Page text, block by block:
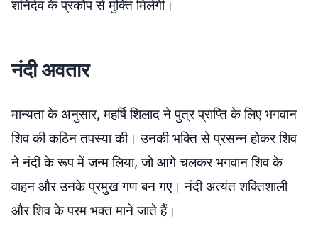
शनिदेव के प्रकोप से मुक्ति मिलेगी।
नंदी अवतार
मान्यता के अनुसार, महर्षि शिलाद ने पुत्र प्राप्ति के लिए भगवान
शिव की कठिन तपस्या की। उनकी भक्ति से प्रसन्न होकर शिव
ने नंदी के रूप में जन्म लिया, जो आगे चलकर भगवान शिव के
वाहन और उनके प्रमुख गण बन गए। नंदी अत्यंत शक्तिशाली
और शिव के परम भक्त माने जाते हैं।